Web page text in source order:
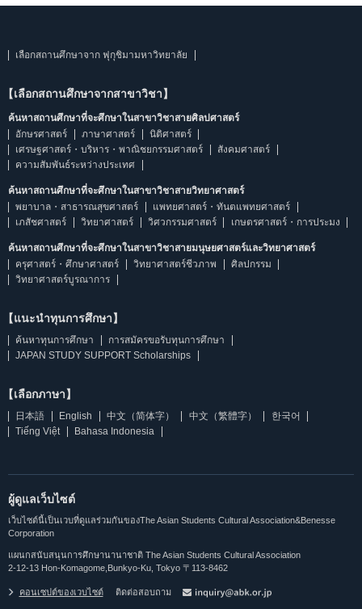
เลือกสถานศึกษาจาก ฟุกุชิมามหาวิทยาลัย
【เลือกสถานศึกษาจากสาขาวิชา】
ค้นหาสถานศึกษาที่จะศึกษาในสาขาวิชาสายศิลปศาสตร์
อักษรศาสตร์
ภาษาศาสตร์
นิติศาสตร์
เศรษฐศาสตร์・บริหาร・พาณิชยกรรมศาสตร์
สังคมศาสตร์
ความสัมพันธ์ระหว่างประเทศ
ค้นหาสถานศึกษาที่จะศึกษาในสาขาวิชาสายวิทยาศาสตร์
พยาบาล・สาธารณสุขศาสตร์
แพทยศาสตร์・ทันตแพทยศาสตร์
เภสัชศาสตร์
วิทยาศาสตร์ วิศวกรรมศาสตร์ เกษตรศาสตร์・การประมง
ค้นหาสถานศึกษาที่จะศึกษาในสาขาวิชาสายมนุษยศาสตร์และวิทยาศาสตร์
ครุศาสตร์・ศึกษาศาสตร์
วิทยาศาสตร์ชีวภาพ
ศิลปกรรม
วิทยาศาสตร์บูรณาการ
【แนะนำทุนการศึกษา】
ค้นหาทุนการศึกษา
การสมัครขอรับทุนการศึกษา
JAPAN STUDY SUPPORT Scholarships
【เลือกภาษา】
日本語 English 中文（简体字） 中文（繁體字）
한국어
Tiếng Việt
Bahasa Indonesia
ผู้ดูแลเว็บไซต์
เว็บไซต์นี้เป็นเวบที่ดูแลร่วมกันของThe Asian Students Cultural Association&Benesse
Corporation
แผนกสนับสนุนการศึกษานานาชาติ The Asian Students Cultural Association
2-12-13 Hon-Komagome,Bunkyo-Ku, Tokyo 〒113-8462
คอนเซปต์ของเวบไซต์ ติดต่อสอบถาม